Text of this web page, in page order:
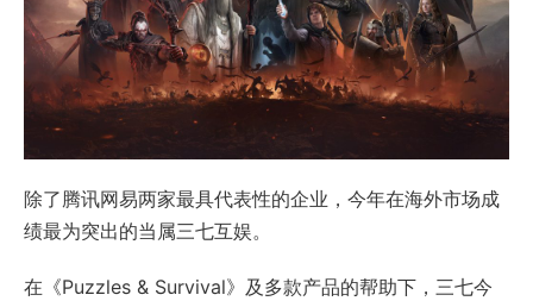
除了腾讯网易两家最具代表性的企业，今年在海外市场成
绩最为突出的当属三七互娱。
在《Puzzles & Survival》及多款产品的帮助下，三七今